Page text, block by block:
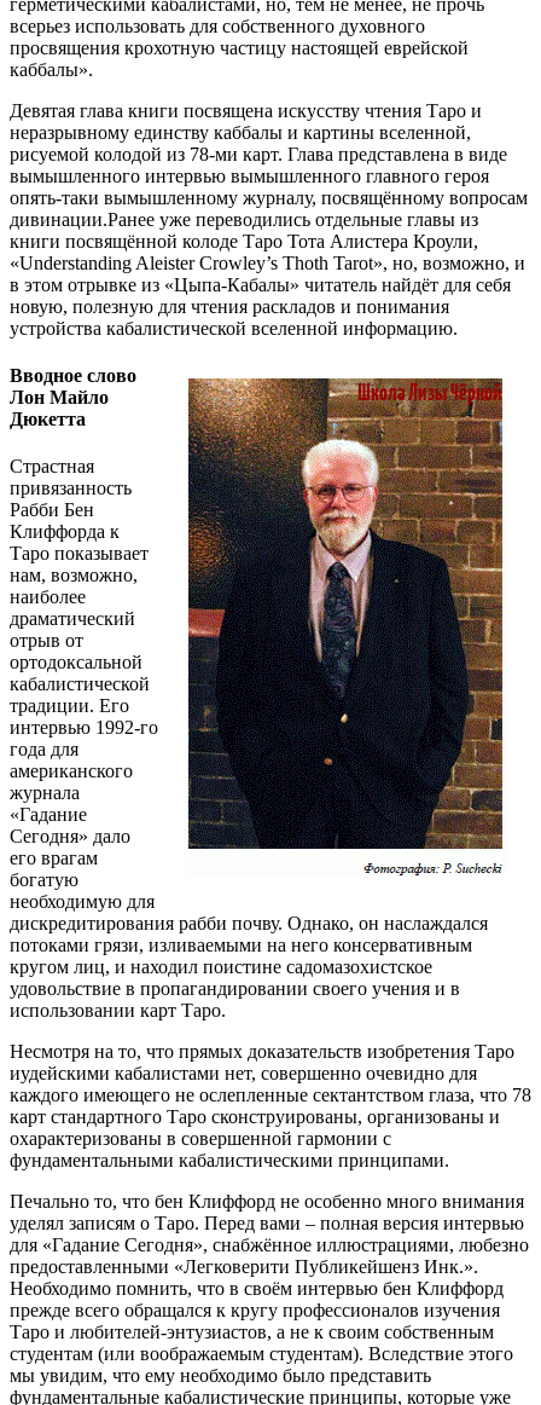
герметическими кабалистами, но, тем не менее, не прочь
всерьез использовать для собственного духовного
просвящения крохотную частицу настоящей еврейской
каббалы».
Девятая глава книги посвящена искусству чтения Таро и
неразрывному единству каббалы и картины вселенной,
рисуемой колодой из 78-ми карт. Глава представлена в виде
вымышленного интервью вымышленного главного героя
опять-таки вымышленному журналу, посвящённому вопросам
дивинации.Ранее уже переводились отдельные главы из
книги посвящённой колоде Таро Тота Алистера Кроули,
«Understanding Aleister Crowley’s Thoth Tarot», но, возможно, и
в этом отрывке из «Цыпа-Кабалы» читатель найдёт для себя
новую, полезную для чтения раскладов и понимания
устройства кабалистической вселенной информацию.
Вводное слово
Лон Майло
Дюкетта
Страстная
привязанность
Рабби Бен
Клиффорда к
Таро показывает
нам, возможно,
наиболее
драматический
отрыв от
ортодоксальной
кабалистической
традиции. Его
интервью 1992-го
года для
американского
журнала
«Гадание
Сегодня» дало
его врагам
богатую
необходимую для
дискредитирования рабби почву. Однако, он наслаждался
потоками грязи, изливаемыми на него консервативным
кругом лиц, и находил поистине садомазохистское
удовольствие в пропагандировании своего учения и в
использовании карт Таро.
Несмотря на то, что прямых доказательств изобретения Таро
иудейскими кабалистами нет, совершенно очевидно для
каждого имеющего не ослепленные сектантством глаза, что 78
карт стандартного Таро сконструированы, организованы и
охарактеризованы в совершенной гармонии с
фундаментальными кабалистическими принципами.
Печально то, что бен Клиффорд не особенно много внимания
уделял записям о Таро. Перед вами – полная версия интервью
для «Гадание Сегодня», снабжённое иллюстрациями, любезно
предоставленными «Легковерити Публикейшенз Инк.».
Необходимо помнить, что в своём интервью бен Клиффорд
прежде всего обращался к кругу профессионалов изучения
Таро и любителей-энтузиастов, а не к своим собственным
студентам (или воображаемым студентам). Вследствие этого
мы увидим, что ему необходимо было представить
фундаментальные кабалистические принципы, которые уже